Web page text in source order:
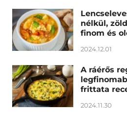
nélkül,
finom és
2024.12.01
A ráérős
frittata
2024.11.30